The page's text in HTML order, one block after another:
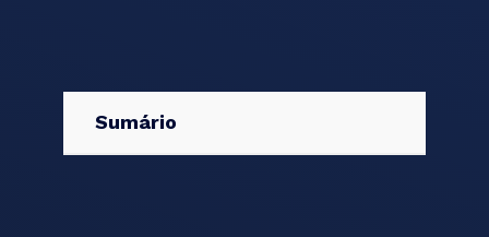
Sumário